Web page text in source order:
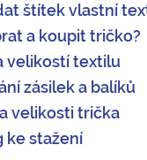
štítek vlastní
a koupit tričko?
velikostí textilu
zásilek a balíků
velikosti trička
ke stažení